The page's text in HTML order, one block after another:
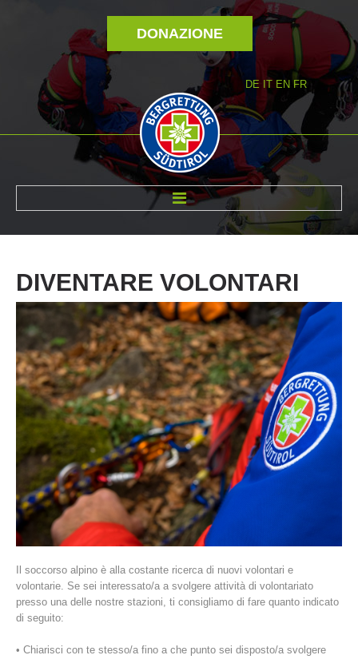
DONAZIONE
DE IT EN FR
DIVENTARE VOLONTARI
Il soccorso alpino è alla costante ricerca di nuovi volontari e
volontarie. Se sei interessato/a a svolgere attività di volontariato
presso una delle nostre stazioni, ti consigliamo di fare quanto indicato
di seguito:
• Chiarisci con te stesso/a fino a che punto sei disposto/a svolgere